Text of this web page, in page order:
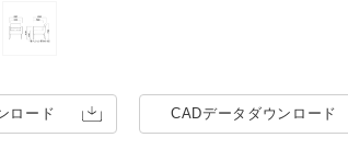
ロード CADデータ ダウンロード